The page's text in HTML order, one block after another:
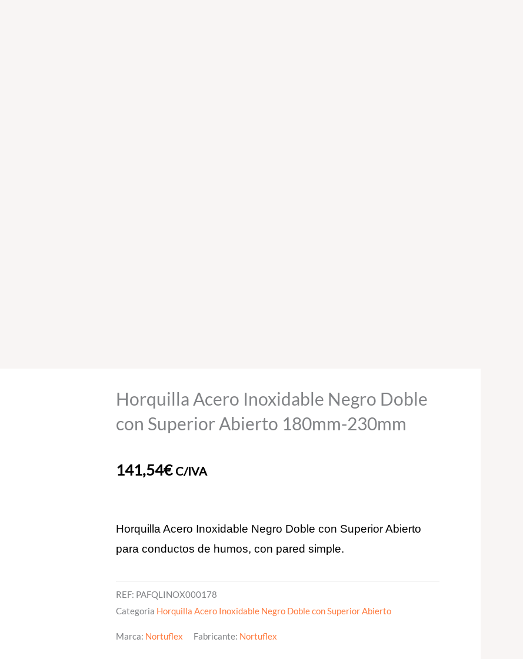
Horquilla Acero Inoxidable Negro Doble
con Superior Abierto 180mm-230mm
141,54€ C/IVA
Horquilla Acero Inoxidable Negro Doble con Superior Abierto
para conductos de humos, con pared simple.
REF: PAFQLINOX000178
Categoria Horquilla Acero Inoxidable Negro Doble con Superior Abierto
Marca: Nortuflex Fabricante: Nortuflex